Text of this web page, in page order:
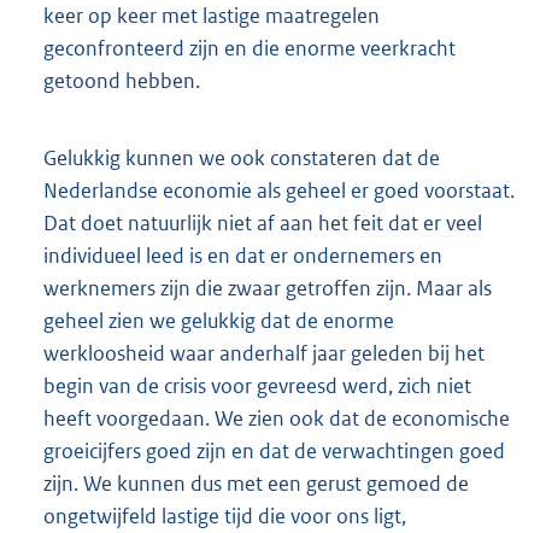
keer op keer met lastige maatregelen
geconfronteerd zijn en die enorme veerkracht
getoond hebben.
Gelukkig kunnen we ook constateren dat de
Nederlandse economie als geheel er goed voorstaat.
Dat doet natuurlijk niet af aan het feit dat er veel
individueel leed is en dat er ondernemers en
werknemers zijn die zwaar getroffen zijn. Maar als
geheel zien we gelukkig dat de enorme
werkloosheid waar anderhalf jaar geleden bij het
begin van de crisis voor gevreesd werd, zich niet
heeft voorgedaan. We zien ook dat de economische
groeicijfers goed zijn en dat de verwachtingen goed
zijn. We kunnen dus met een gerust gemoed de
ongetwijfeld lastige tijd die voor ons ligt,